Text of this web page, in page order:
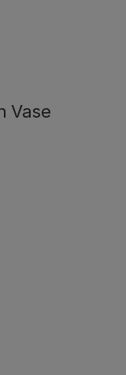
Vase